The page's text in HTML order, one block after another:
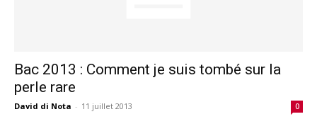
Bac 2013 : Comment je suis tombé sur la
perle rare
David di Nota - 11 juillet 2013 0